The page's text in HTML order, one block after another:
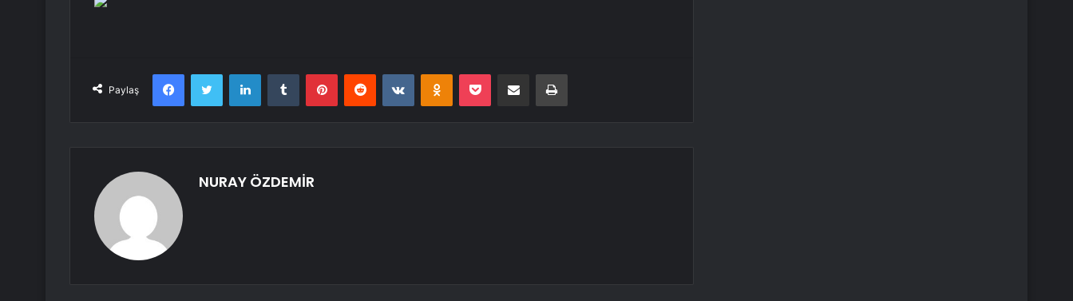
Paylaş
FacebookTwitter LinkedInTumblr PinterestReddit VKontakteOdnoklassniki
Pocket E-Posta ile paylaş Yazdır
NURAY ÖZDEMİR